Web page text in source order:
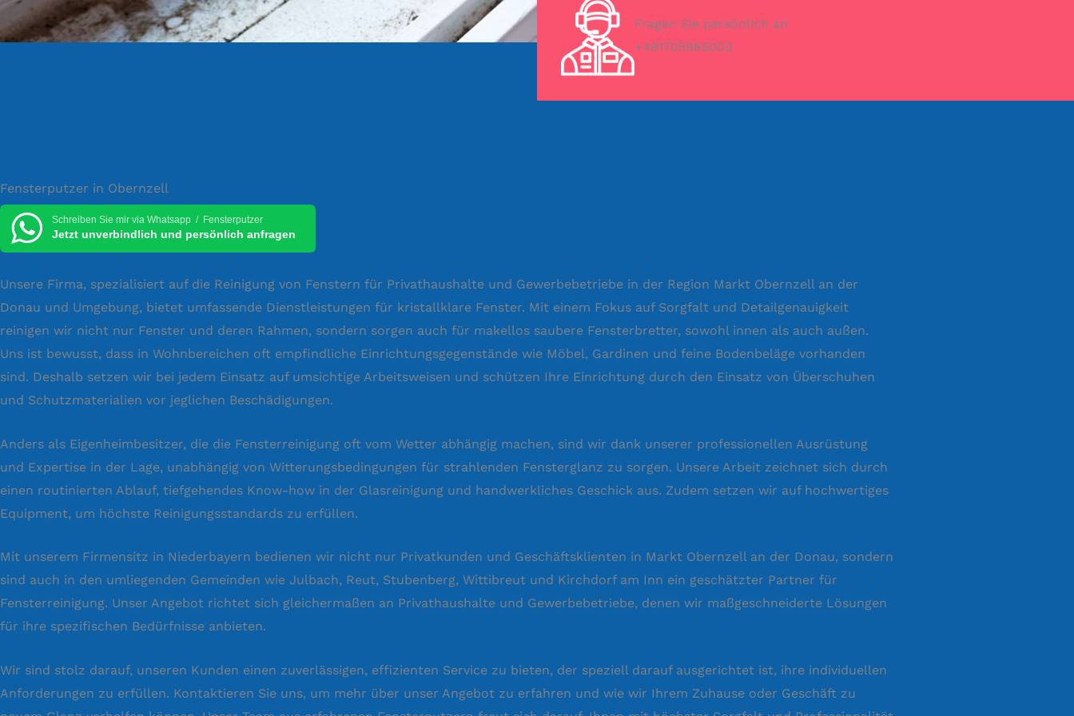
Fragen Sie persönlich an
+491705965003
Fensterputzer in Obernzell
Schreiben Sie mir via Whatsapp / Fensterputzer
Jetzt unverbindlich und persönlich anfragen
Unsere Firma, spezialisiert auf die Reinigung von Fenstern für Privathaushalte und Gewerbebetriebe in der Region Markt Obernzell an der
Donau und Umgebung, bietet umfassende Dienstleistungen für kristallklare Fenster. Mit einem Fokus auf Sorgfalt und Detailgenauigkeit
reinigen wir nicht nur Fenster und deren Rahmen, sondern sorgen auch für makellos saubere Fensterbretter, sowohl innen als auch außen.
Uns ist bewusst, dass in Wohnbereichen oft empfindliche Einrichtungsgegenstände wie Möbel, Gardinen und feine Bodenbeläge vorhanden
sind. Deshalb setzen wir bei jedem Einsatz auf umsichtige Arbeitsweisen und schützen Ihre Einrichtung durch den Einsatz von Überschuhen
und Schutzmaterialien vor jeglichen Beschädigungen.
Anders als Eigenheimbesitzer, die die Fensterreinigung oft vom Wetter abhängig machen, sind wir dank unserer professionellen Ausrüstung
und Expertise in der Lage, unabhängig von Witterungsbedingungen für strahlenden Fensterglanz zu sorgen. Unsere Arbeit zeichnet sich durch
einen routinierten Ablauf, tiefgehendes Know-how in der Glasreinigung und handwerkliches Geschick aus. Zudem setzen wir auf hochwertiges
Equipment, um höchste Reinigungsstandards zu erfüllen.
Mit unserem Firmensitz in Niederbayern bedienen wir nicht nur Privatkunden und Geschäftsklienten in Markt Obernzell an der Donau, sondern
sind auch in den umliegenden Gemeinden wie Julbach, Reut, Stubenberg, Wittibreut und Kirchdorf am Inn ein geschätzter Partner für
Fensterreinigung. Unser Angebot richtet sich gleichermaßen an Privathaushalte und Gewerbebetriebe, denen wir maßgeschneiderte Lösungen
für ihre spezifischen Bedürfnisse anbieten.
Wir sind stolz darauf, unseren Kunden einen zuverlässigen, effizienten Service zu bieten, der speziell darauf ausgerichtet ist, ihre individuellen
Anforderungen zu erfüllen. Kontaktieren Sie uns, um mehr über unser Angebot zu erfahren und wie wir Ihrem Zuhause oder Geschäft zu